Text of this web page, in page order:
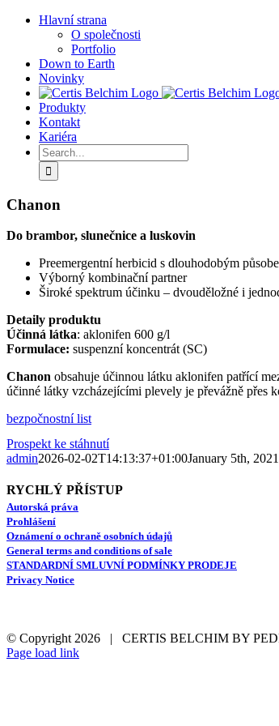
Skip
Hlavní strana
O společnosti
Portfolio
Down to Earth
Novinky
Produkty
Kontakt
Kariéra
Search
for:
Chanon
Do brambor, slunečnice a luskovin
Preemergentní herbicid s dlouhodobým
Výborný kombinační partner
Široké spektrum účinku – dvouděložné i
Detaily produktu
Účinná látka: aklonifen 600 g/l
Formulace: suspenzní koncentrát (SC)
Chanon obsahuje účinnou látku aklonifen patřící
účinné látky vzcháze­jícími plevely je převážně přes
bezpočnostní list
Prospekt ke stáhnutí
admin2026-02-02T14:13:37+01:00January 5th, 2021
RYCHLÝ PŘÍSTUP
Autorská práva
Prohlášení
Oznámení o ochraně osobních údajů
General terms and conditions of sale
STANDARDNÍ SMLUVNÍ PODMÍNKY PRODEJE
Privacy Notice
© Copyright 2026 | CERTIS BELCHIM BY
LinkedIn
YouTube
Email
Page load link